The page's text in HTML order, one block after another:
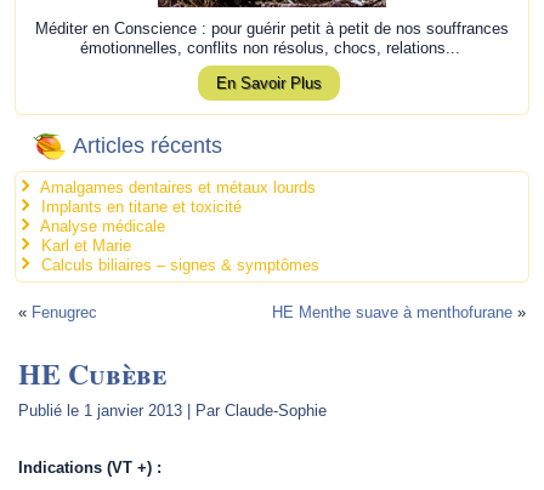
Méditer en Conscience : pour guérir petit à petit de nos souffrances
émotionnelles, conflits non résolus, chocs, relations...
En Savoir Plus
Articles récents
Amalgames dentaires et métaux lourds
Implants en titane et toxicité
Analyse médicale
Karl et Marie
Calculs biliaires – signes & symptômes
« Fenugrec HE Menthe suave à menthofurane»
HE Cubèbe
Publié le 1 janvier 2013 | Par Claude-Sophie
Indications (VT +) :